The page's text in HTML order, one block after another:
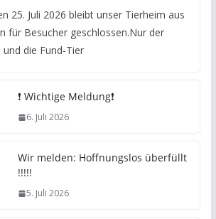
25. Juli 2026 bleibt unser Tierheim aus
für Besucher geschlossen.Nur der
die Fund-Tier
❗️ Wichtige Meldung❗️
6. Juli 2026
Wir melden: Hoffnungslos überfüllt
!!!!!
5. Juli 2026